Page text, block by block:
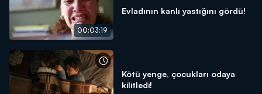
00:03:19
Evladının kanlı yastığını gördü!
Kötü yenge, çocukları odaya
kilitledi!